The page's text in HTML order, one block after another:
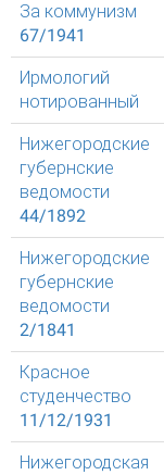
За коммунизм
67/1941
Ирмологий
нотированный
Нижегородские
губернские
ведомости
44/1892
Нижегородские
губернские
ведомости
2/1841
Красное
студенчество
11/12/1931
Нижегородская